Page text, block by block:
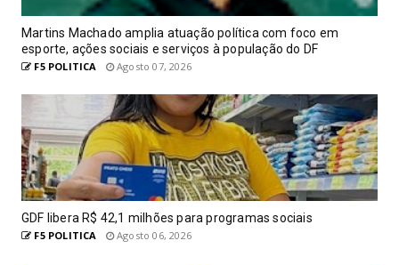
Martins Machado amplia atuação política com foco em
esporte, ações sociais e serviços à população do DF
F5 POLITICA Agosto 07, 2026
GDF libera R$ 42,1 milhões para programas sociais
F5 POLITICA Agosto 06, 2026